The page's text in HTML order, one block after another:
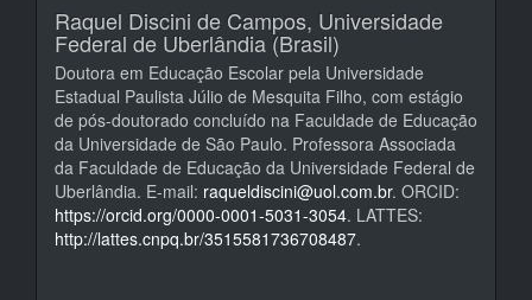
Raquel Discini de Campos, Universidade
Federal de Uberlândia (Brasil)
Doutora em Educação Escolar pela Universidade
Estadual Paulista Júlio de Mesquita Filho, com estágio
de pós-doutorado concluído na Faculdade de Educação
da Universidade de São Paulo. Professora Associada
da Faculdade de Educação da Universidade Federal de
Uberlândia. E-mail: raqueldiscini@uol.com.br. ORCID:
https://orcid.org/0000-0001-5031-3054. LATTES:
http://lattes.cnpq.br/3515581736708487.